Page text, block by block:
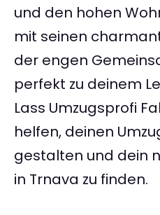
und den hohen
mit seinen
der engen
perfekt zu deinem
Lass Umzugsprofi
helfen, deinen
gestalten und dein
in Trnava zu finden.